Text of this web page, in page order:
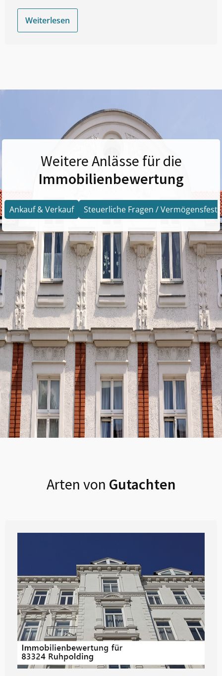
Weiterlesen
Weitere Anlässe für die
Immobilienbewertung
Ankauf & Verkauf Steuerliche Fragen /
Arten von Gutachten